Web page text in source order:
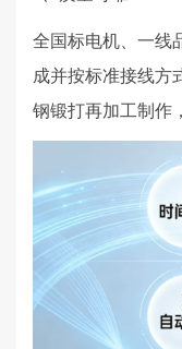
全国标电机、一线
成并按标准接线方
钢锻打再加工制作